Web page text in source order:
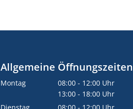
Allgemeine Öffnungszeiten
Montag 08:00 - 12:00 Uhr
Von 08:00 bis 12:00 Uhr
13:00 - 18:00 Uhr
Von 13:00 bis 18:00 Uhr